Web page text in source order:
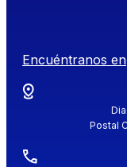
Encuéntranos en
Postal